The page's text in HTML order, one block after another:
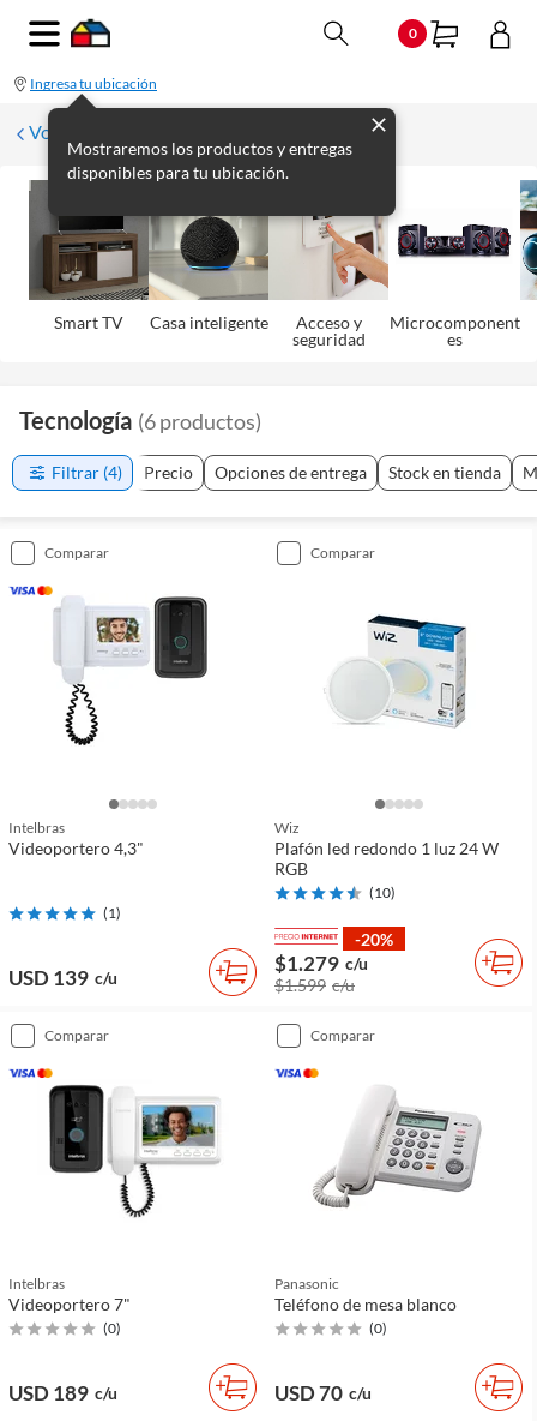
0
Ingresa tu ubicación
Mostraremos los productos y entregas
disponibles para tu ubicación.
Volver
Smart TV Casa inteligente
Acceso y
seguridad
Microcomponent
es
Tecnología (6productos)
Filtrar (4) Precio Opciones de entrega Stock en tienda
comparar
Intelbras
Videoportero 4,3"
(1)
USD 139 c/u
comparar
Wiz
Plafón led redondo 1 luz 24 W
RGB
(10)
-20%
$1.279 c/u
$1.599 c/u
comparar
Intelbras
Videoportero 7"
(0)
USD 189 c/u
comparar
Panasonic
Teléfono de mesa blanco
(0)
USD 70 c/u